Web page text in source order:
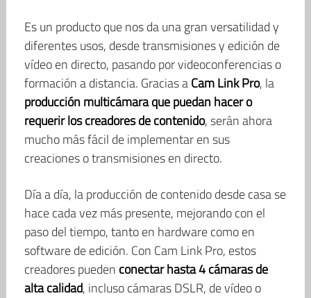
Es un producto que nos da una gran versatilidad y
diferentes usos, desde transmisiones y edición de
vídeo en directo, pasando por videoconferencias o
formación a distancia. Gracias aCam Link Pro, la
producción multicámara que puedan hacer o
requerir los creadores de contenido, serán ahora
mucho más fácil de implementar en sus
creaciones o transmisiones en directo.
Día a día, la producción de contenido desde casa se
hace cada vez más presente, mejorando con el
paso del tiempo, tanto en hardware como en
software de edición. Con Cam Link Pro, estos
creadores pueden conectar hasta 4 cámaras de
alta calidad, incluso cámaras DSLR, de vídeo o